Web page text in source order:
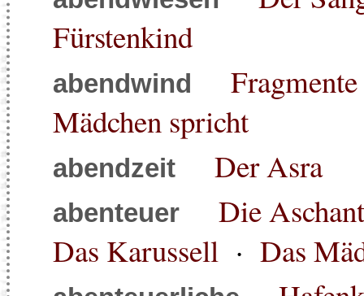
Fürstenkind
abendwind
Mädchen spricht
abendzeit Der Asra
abenteuer
Die
Das Karussell · Das